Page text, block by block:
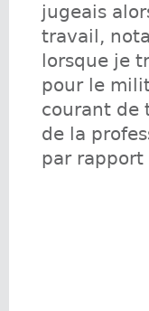
jugeais
travail,
lorsque je
pour le
courant de
de la
par rapport